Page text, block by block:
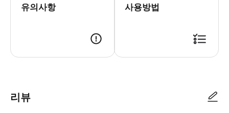
유의사항 사용방법
리뷰